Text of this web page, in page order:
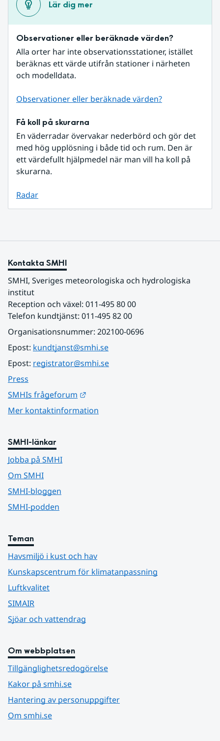
Lär dig mer
Observationer eller beräknade värden?
Alla orter har inte observationsstationer, istället
beräknas ett värde utifrån stationer i närheten
och modelldata.
Observationer eller beräknade värden?
Få koll på skurarna
En väderradar övervakar nederbörd och gör det
med hög upplösning i både tid och rum. Den är
ett värdefullt hjälpmedel när man vill ha koll på
skurarna.
Radar
Kontakta SMHI
SMHI, Sveriges meteorologiska och hydrologiska
institut
Reception och växel: 011-495 80 00
Telefon kundtjänst: 011-495 82 00
Organisationsnummer: 202100-0696
Epost: kundtjanst@smhi.se
Epost: registrator@smhi.se
Press
SMHIs frågeforum
Mer kontaktinformation
SMHI-länkar
Jobba på SMHI
Om SMHI
SMHI-bloggen
SMHI-podden
Teman
Havsmiljö i kust och hav
Kunskapscentrum för klimatanpassning
Luftkvalitet
SIMAIR
Sjöar och vattendrag
Om webbplatsen
Tillgänglighetsredogörelse
Kakor på smhi.se
Hantering av personuppgifter
Om smhi.se